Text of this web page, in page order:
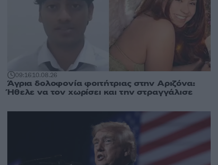
09:1610.08.26
Άγρια δολοφονία φοιτήτριας στην Αριζόνα:
Ήθελε να τον χωρίσει και την στραγγάλισε